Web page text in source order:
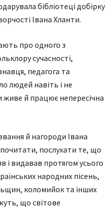
бібліотеці добірку
Івана Хланти.
про одного з
сучасності,
педагога та
людей навіть і не
й працює непересічна
й нагороди Івана
послухати те, що
і видавав протягом усього
народних пісень,
коломийок та інших
що світове